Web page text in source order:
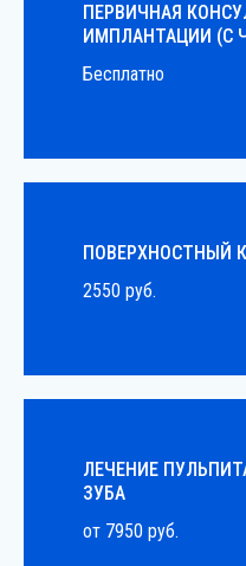
ПЕРВИЧНАЯ
ИМПЛАНТАЦИИ (С
Бесплатно
ПОВЕРХНОСТНЫЙ
2550 руб.
ЛЕЧЕНИЕ
ЗУБА
от 7950 руб.